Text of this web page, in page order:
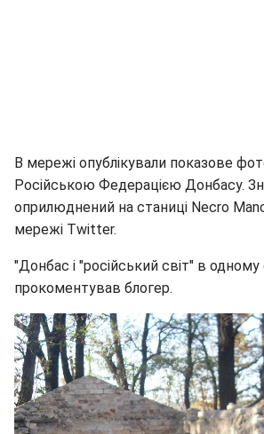
В мережі опублікували показове
Російською Федерацією Донбасу.
оприлюднений на станиці Necro
мережі Twitter.
"Донбас і "російський світ" в
прокоментував блогер.